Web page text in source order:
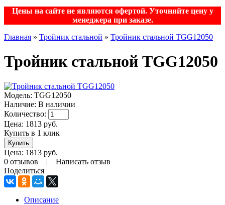
Цены на сайте не являются офертой. Уточняйте цену у
менеджера при заказе.
Главная » Тройник стальной » Тройник стальной TGG12050
Тройник стальной TGG12050
Модель: TGG12050
Наличие: В наличии
Количество:
Цена: 1813 руб.
Купить в 1 клик
Цена: 1813 руб.
0 отзывов | Написать отзыв
Поделиться
Описание